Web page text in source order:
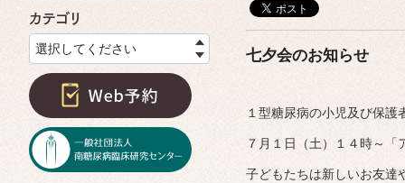
カテゴリ
選択してください
七夕会のお知らせ
１型糖尿病の小児及び保
７月１日（土）１４時～
子どもたちは新しいお友達